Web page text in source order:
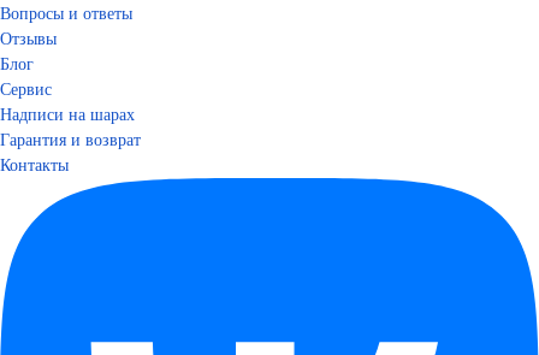
Вопросы и ответы
Отзывы
Блог
Сервис
Надписи на шарах
Гарантия и возврат
Контакты